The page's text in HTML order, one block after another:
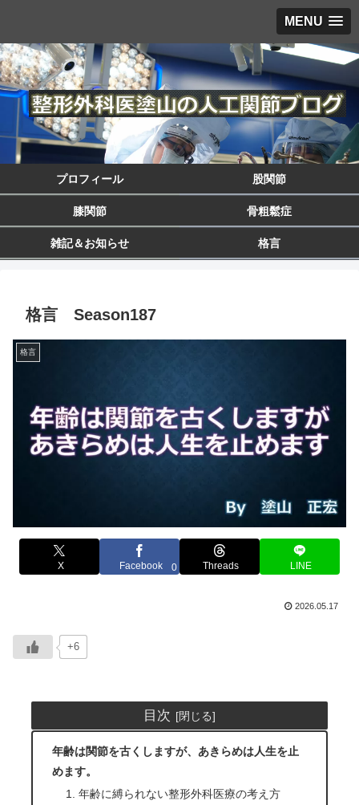
MENU
プロフィール 股関節
膝関節 骨粗鬆症
雑記＆お知らせ 格言
格言 Season187
格言
X Facebook 0 Threads LINE
2026.05.17
+6
目次
年齢は関節を古くしますが、あきらめは人生を止
めます。
1. 年齢に縛られない整形外科医療の考え方